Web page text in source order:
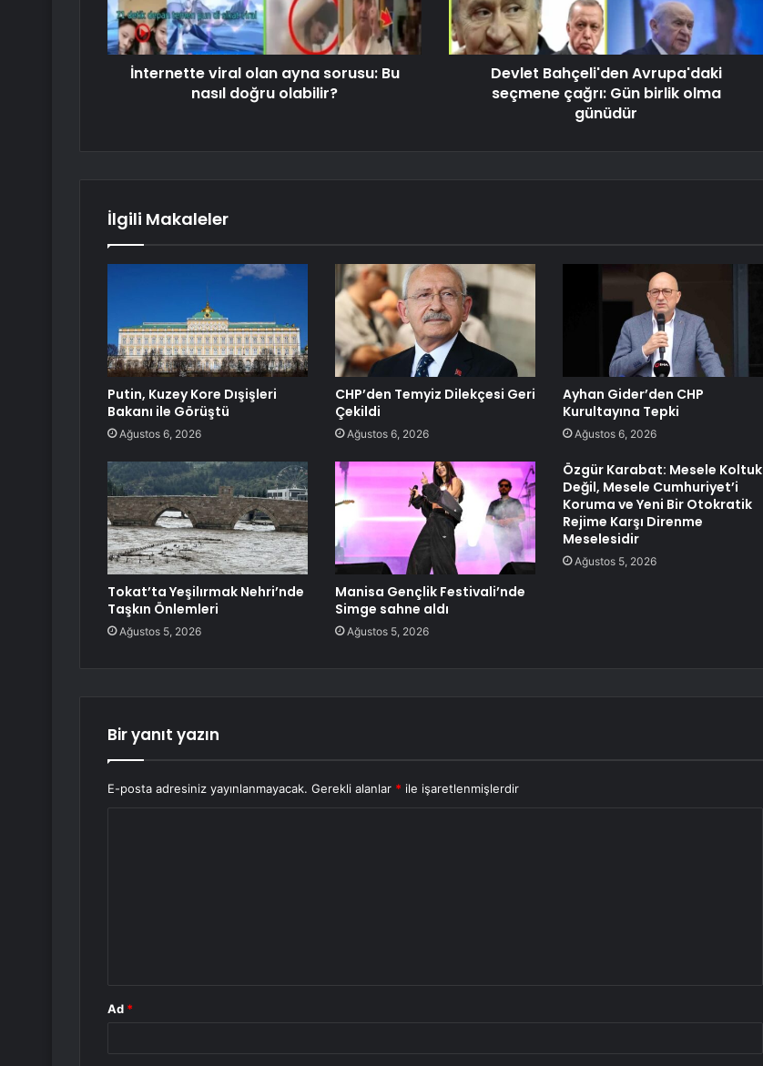
İnternette viral olan ayna sorusu: Bu
nasıl doğru olabilir?
Devlet Bahçeli'den Avrupa'daki
seçmene çağrı: Gün birlik olma
günüdür
İlgili Makaleler
Putin, Kuzey Kore Dışişleri
Bakanı ile Görüştü
Ağustos 6, 2026
CHP’den Temyiz Dilekçesi Geri
Çekildi
Ağustos 6, 2026
Ayhan Gider’den CHP
Kurultayına Tepki
Ağustos 6, 2026
Tokat’ta Yeşilırmak Nehri’nde
Taşkın Önlemleri
Ağustos 5, 2026
Manisa Gençlik Festivali’nde
Simge sahne aldı
Ağustos 5, 2026
Özgür Karabat: Mesele Koltuk
Değil, Mesele Cumhuriyet’i
Koruma ve Yeni Bir Otokratik
Rejime Karşı Direnme
Meselesidir
Ağustos 5, 2026
Bir yanıt yazın
E-posta adresiniz yayınlanmayacak. Gerekli alanlar * ile işaretlenmişlerdir
Ad *